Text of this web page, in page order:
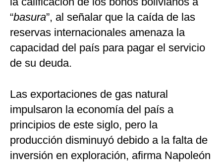
“basura”, al señalar que la caída de las
reservas internacionales amenaza la
capacidad del país para pagar el servicio
de su deuda.
Las exportaciones de gas natural
impulsaron la economía del país a
principios de este siglo, pero la
producción disminuyó debido a la falta de
inversión en exploración, afirma Napoleón